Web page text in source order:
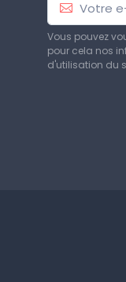
Vous pouvez
pour cela nos
d'utilisation du